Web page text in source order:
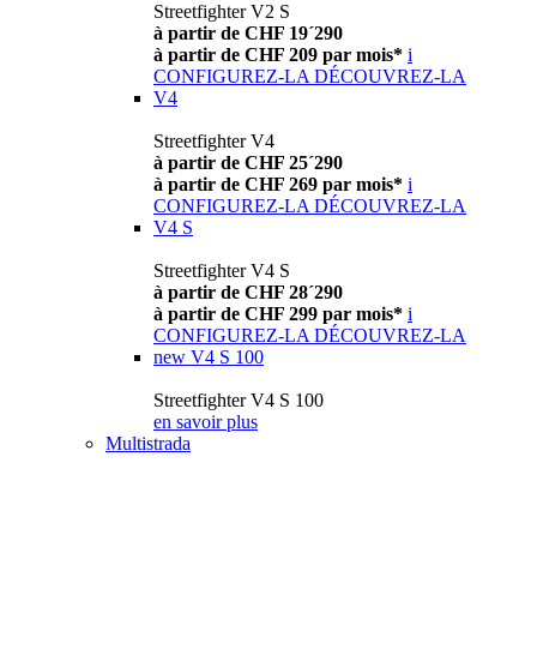
Streetfighter V2 S
à partir de CHF 19´290
à partir de CHF 209 par mois* i
CONFIGUREZ-LA DÉCOUVREZ-LA
V4
Streetfighter V4
à partir de CHF 25´290
à partir de CHF 269 par mois* i
CONFIGUREZ-LA DÉCOUVREZ-LA
V4 S
Streetfighter V4 S
à partir de CHF 28´290
à partir de CHF 299 par mois* i
CONFIGUREZ-LA DÉCOUVREZ-LA
new V4 S 100
Streetfighter V4 S 100
en savoir plus
Multistrada